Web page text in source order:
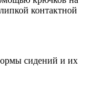
контактной
сидений и их